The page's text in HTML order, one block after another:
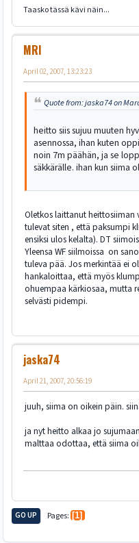
Taasko tässä kävi näin...
MRI
April 02, 2007, 13:23:23
Quote from: jaska74 on
heitto siis sujuu muuten
asennossa, ihan kuten
noin 7m päähän, ja se
säkkärälle. ihan kun siima
Oletkos laittanut heittosiiman
tulevat siten , että paksumpi
ensiksi ulos kelalta). DT
Yleensa WF siilmoissa on
tuleva pää. Jos merkintää ei
hankaloittaa, että myös
ohuempaa kärkiosaa, mutta
selvästi pidempi.
jaska74
April 21, 2007, 20:56:19
juuh, siima on oikein päin.
ja nyt heitto alkaa jo
malttaa odottaa, että siima
GO UP Pages 1